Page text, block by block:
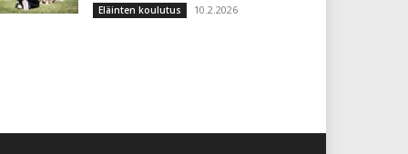
Eläinten koulutus 10.2.2026